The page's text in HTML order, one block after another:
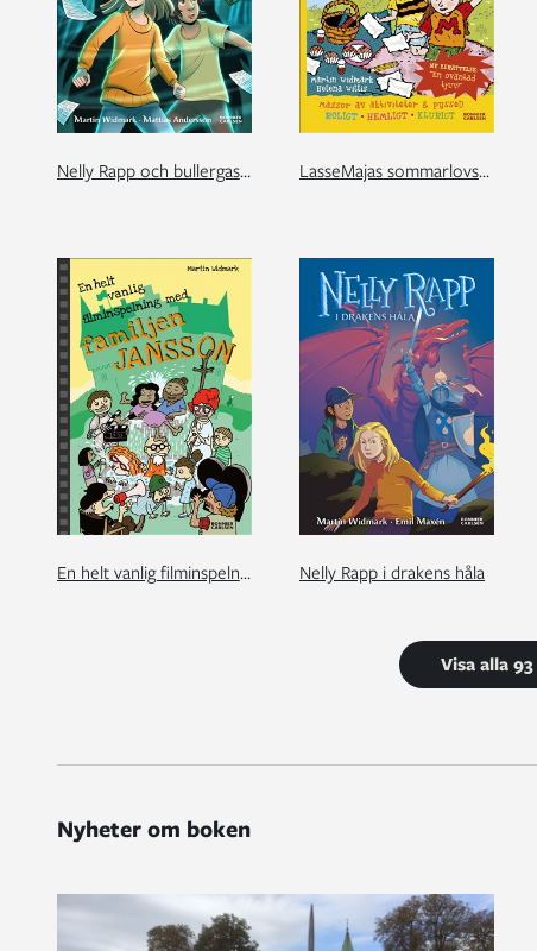
Nelly Rapp och bullergasten LasseMajas sommarlovsbok. En oväntad tjuv
En helt vanlig filminspelning med familjen Jansson Nelly Rapp i drakens håla
Visa alla
Nyheter om boken